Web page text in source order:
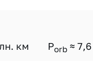
км Porb ≈ 7,6